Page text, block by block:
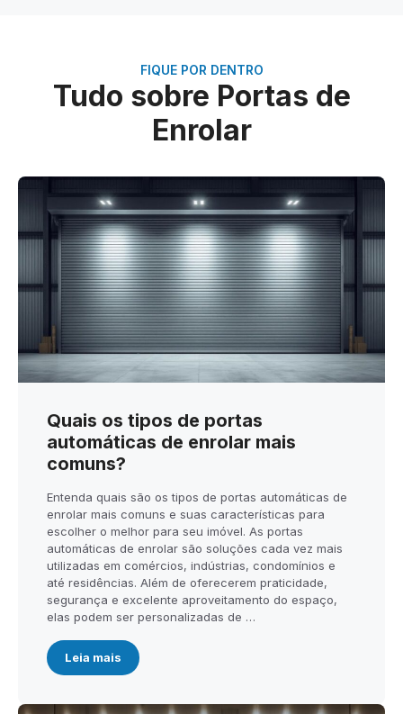
FIQUE POR DENTRO
Tudo sobre Portas de
Enrolar
Quais os tipos de portas
automáticas de enrolar mais
comuns?
Entenda quais são os tipos de portas automáticas de
enrolar mais comuns e suas características para
escolher o melhor para seu imóvel. As portas
automáticas de enrolar são soluções cada vez mais
utilizadas em comércios, indústrias, condomínios e
até residências. Além de oferecerem praticidade,
segurança e excelente aproveitamento do espaço,
elas podem ser personalizadas de …
Leia mais